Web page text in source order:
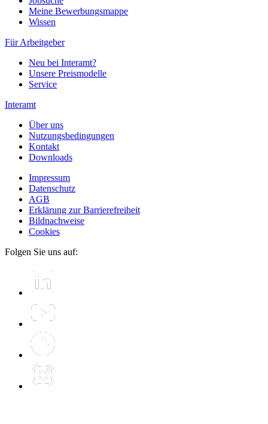
Meine Bewerbungsmappe
Wissen
Für Arbeitgeber
Neu bei Interamt?
Unsere Preismodelle
Service
Interamt
Über uns
Nutzungsbedingungen
Kontakt
Downloads
Impressum
Datenschutz
AGB
Erklärung zur Barrierefreiheit
Bildnachweise
Cookies
Folgen Sie uns auf: